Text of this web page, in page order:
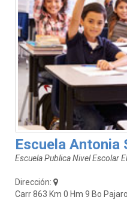
Escuela Antonia
Escuela Publica Nivel Escolar
Dirección:
Carr 863 Km 0 Hm 9 Bo